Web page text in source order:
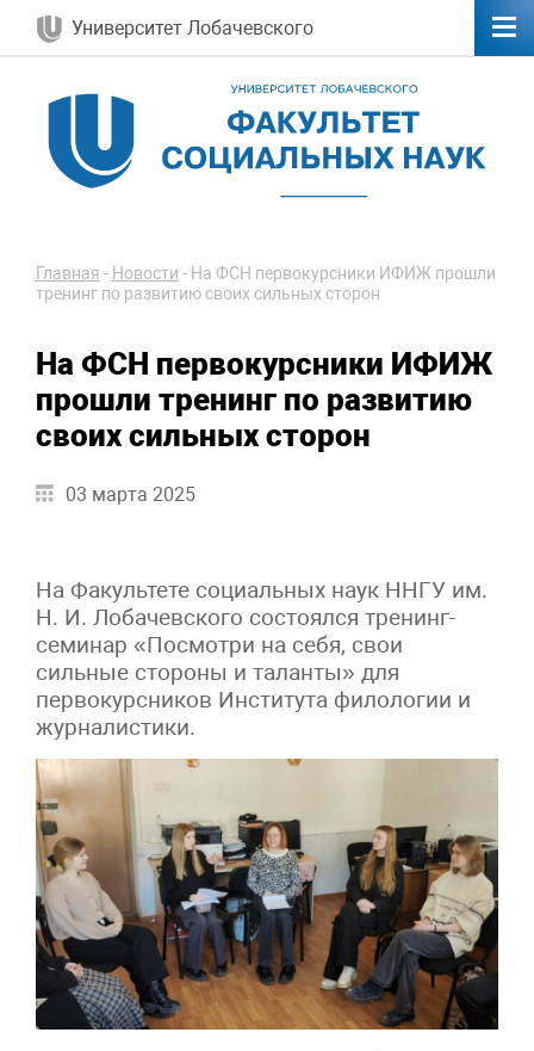
Университет Лобачевского
Главная - Новости - На ФСН первокурсники ИФИЖ прошли
тренинг по развитию своих сильных сторон
На ФСН первокурсники ИФИЖ
прошли тренинг по развитию
своих сильных сторон
03 марта 2025
На Факультете социальных наук ННГУ им.
Н. И. Лобачевского состоялся тренинг-
семинар «Посмотри на себя, свои
сильные стороны и таланты» для
первокурсников Института филологии и
журналистики.